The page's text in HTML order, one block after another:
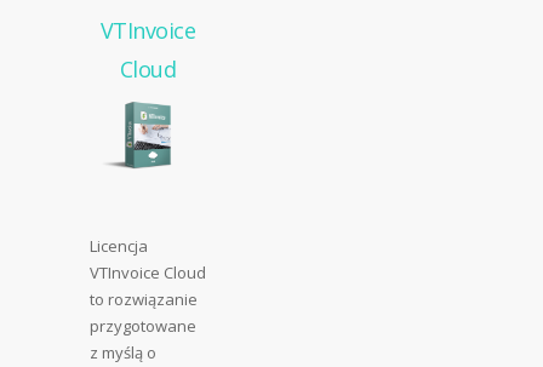
VTInvoice
Cloud
Licencja
VTInvoice Cloud
to rozwiązanie
przygotowane
z myślą o